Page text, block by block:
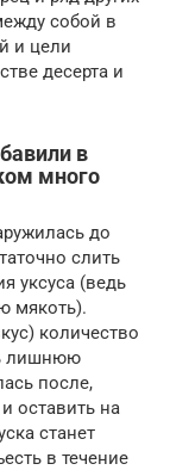
собой в
и цели
десерта и
в
много
до
слить
уксуса (ведь
мякоть).
количество
лишнюю
после,
оставить на
станет
в течение